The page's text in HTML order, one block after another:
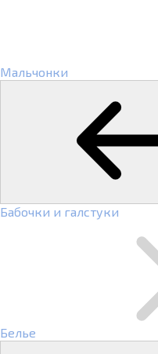
Мальчонки
Бабочки и галстуки
Белье